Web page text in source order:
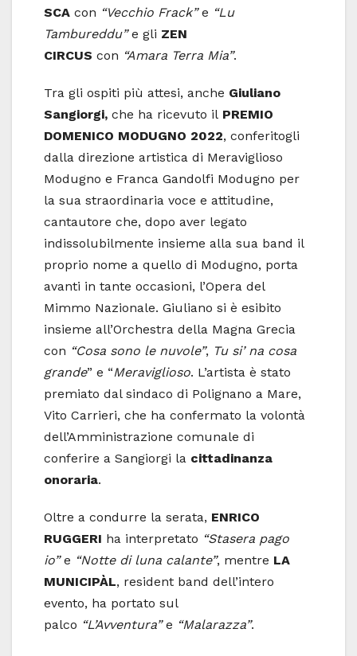
SCA con “Vecchio Frack”e “Lu
Tambureddu”e gli ZEN
CIRCUS con “Amara Terra Mia”.
Tra gli ospiti più attesi, anche Giuliano
Sangiorgi, che ha ricevuto il PREMIO
DOMENICO MODUGNO 2022, conferitogli
dalla direzione artistica di Meraviglioso
Modugno e Franca Gandolfi Modugno per
la sua straordinaria voce e attitudine,
cantautore che, dopo aver legato
indissolubilmente insieme alla sua band il
proprio nome a quello di Modugno, porta
avanti in tante occasioni, l’Opera del
Mimmo Nazionale. Giuliano si è esibito
insieme all’Orchestra della Magna Grecia
con “Cosa sono le nuvole”, Tu si’ na cosa
grande” e “Meraviglioso. L’artista è stato
premiato dal sindaco di Polignano a Mare,
Vito Carrieri, che ha confermato la volontà
dell’Amministrazione comunale di
conferire a Sangiorgi la cittadinanza
onoraria.
Oltre a condurre la serata, ENRICO
RUGGERI ha interpretato “Stasera pago
io”e “Notte di luna calante”, mentre LA
MUNICIPÀL, resident band dell’intero
evento, ha portato sul
palco “L’Avventura”e “Malarazza”.